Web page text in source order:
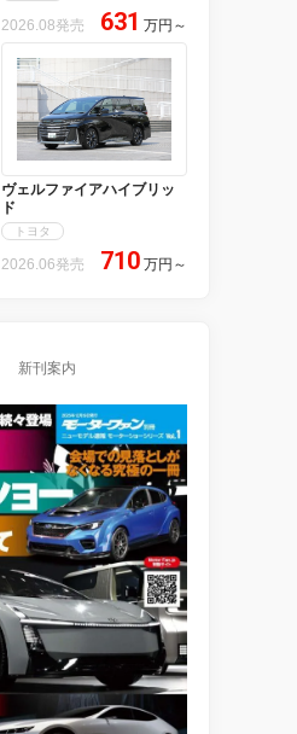
2026.08発売 631 万円 ～
ヴェルファイアハイブリッ
ド
トヨタ
2026.06発売 710 万円 ～
新刊案内